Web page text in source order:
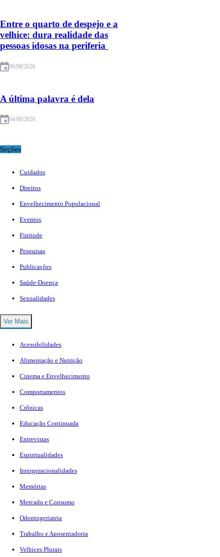
Entre o quarto de despejo e a
velhice: dura realidade das
pessoas idosas na periferia
06/08/2026
A última palavra é dela
04/08/2026
Seções
Cuidados
Direitos
Envelhecimento Populacional
Eventos
Finitude
Pesquisas
Publicações
Saúde-Doença
Sexualidades
Ver Mais
Acessibilidades
Alimentação e Nutrição
Cinema e Envelhecimento
Comportamentos
Crônicas
Educação Continuada
Entrevistas
Espiritualidades
Intergeracionalidades
Memórias
Mercado e Consumo
Odontogeriatria
Trabalho e Aposentadoria
Velhices Plurais